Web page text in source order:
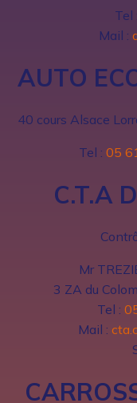
Tel :
Mail :
AUTO
40 cours Alsace
Tel : 05
C.T.A
Mr
3 ZA du
Tel :
Mail :